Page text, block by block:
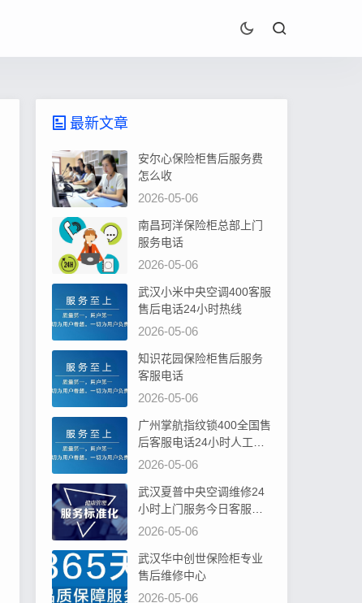
最新文章
安尔心保险柜售后服务费
怎么收
2026-05-06
南昌珂洋保险柜总部上门
服务电话
2026-05-06
武汉小米中央空调400客服
售后电话24小时热线
2026-05-06
知识花园保险柜售后服务
客服电话
2026-05-06
广州掌航指纹锁400全国售
后客服电话24小时人工电
话
2026-05-06
武汉夏普中央空调维修24
小时上门服务今日客服热
线
2026-05-06
武汉华中创世保险柜专业
售后维修中心
2026-05-06